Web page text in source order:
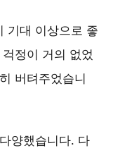
기대 이상으로 좋
정이 거의 없었
버텨주었습니
양했습니다. 다